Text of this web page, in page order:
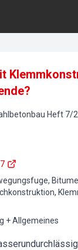
Heft 7/
+ Allgemeines